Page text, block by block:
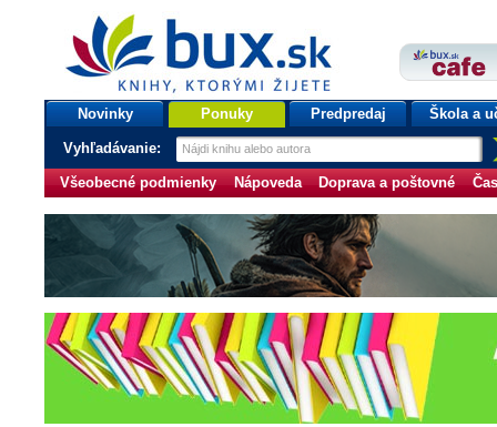
bux.sk
knihy, ktorými žijete
Úvodná stránka
Novinky Ponuky Predpredaj Škola a
Vyhľadávanie:
Všeobecné podmienky Nápoveda Doprava a poštovné